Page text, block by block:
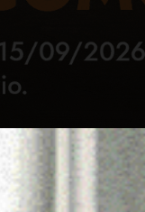
Rubriche